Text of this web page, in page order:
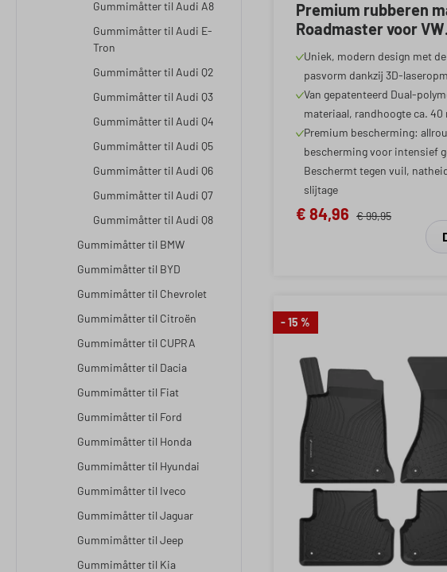
Gummimåtter til Audi A8
Gummimåtter til Audi E-
Tron
Gummimåtter til Audi Q2
Gummimåtter til Audi Q3
Gummimåtter til Audi Q4
Gummimåtter til Audi Q5
Gummimåtter til Audi Q6
Gummimåtter til Audi Q7
Gummimåtter til Audi Q8
Gummimåtter til BMW
Gummimåtter til BYD
Gummimåtter til Chevrolet
Gummimåtter til Citroën
Gummimåtter til CUPRA
Gummimåtter til Dacia
Gummimåtter til Fiat
Gummimåtter til Ford
Gummimåtter til Honda
Gummimåtter til Hyundai
Gummimåtter til Iveco
Gummimåtter til Jaguar
Gummimåtter til Jeep
Gummimåtter til Kia
Premium rubberen
Roadmaster voor VW
ID.4/Audi Q4 SUV/
Enyaq iV SUV 2020-
VW ID.5/Audi Q4
2021-Vandaag,
2024-Vandaag
Uniek, modern design met
pasvorm dankzij 3D-
Van gepatenteerd Dual-
materiaal, randhoogte ca. 40
Premium bescherming:
bescherming voor intensief
Beschermt tegen vuil,
slijtage
€ 84,96 € 99,95
- 15 %